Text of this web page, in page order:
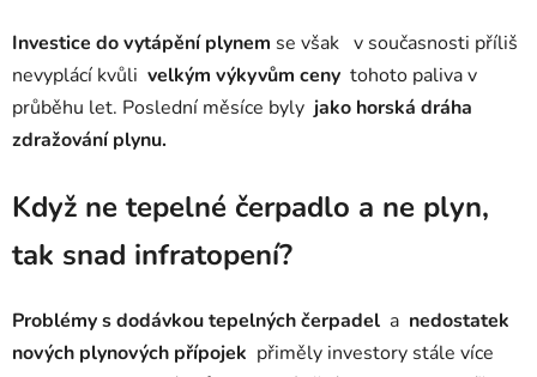
Investice do vytápění plynem se však v současnosti příliš
nevyplácí kvůli velkým výkyvům ceny tohoto paliva v
průběhu let. Poslední měsíce byly jako horská dráha
zdražování plynu.
Když ne tepelné čerpadlo a ne plyn,
tak snad infratopení?
Problémy s dodávkou tepelných čerpadel a nedostatek
nových plynových přípojek přiměly investory stále více